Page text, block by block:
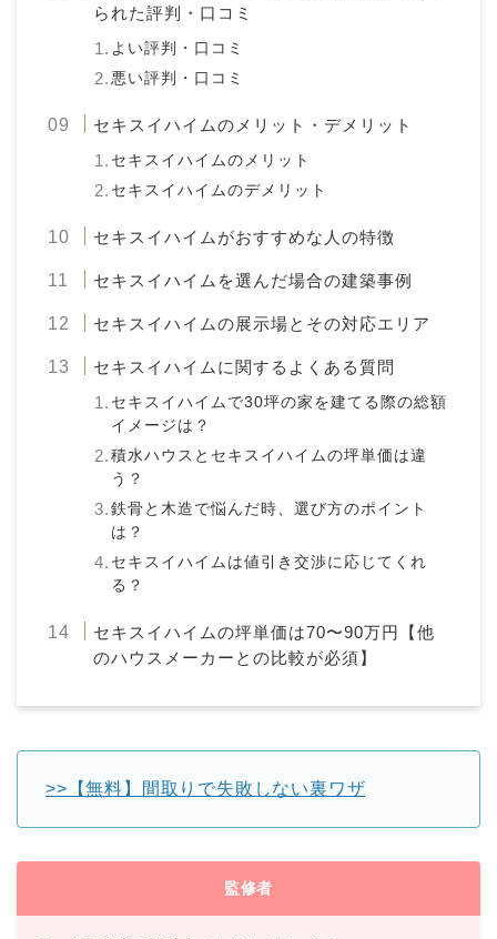
られた評判・口コミ
よい評判・口コミ
悪い評判・口コミ
セキスイハイムのメリット・デメリット
セキスイハイムのメリット
セキスイハイムのデメリット
セキスイハイムがおすすめな人の特徴
セキスイハイムを選んだ場合の建築事例
セキスイハイムの展示場とその対応エリア
セキスイハイムに関するよくある質問
セキスイハイムで30坪の家を建てる際の総額
イメージは？
積水ハウスとセキスイハイムの坪単価は違
う？
鉄骨と木造で悩んだ時、選び方のポイント
は？
セキスイハイムは値引き交渉に応じてくれ
る？
セキスイハイムの坪単価は70〜90万円【他
のハウスメーカーとの比較が必須】
>>【無料】間取りで失敗しない裏ワザ
監修者